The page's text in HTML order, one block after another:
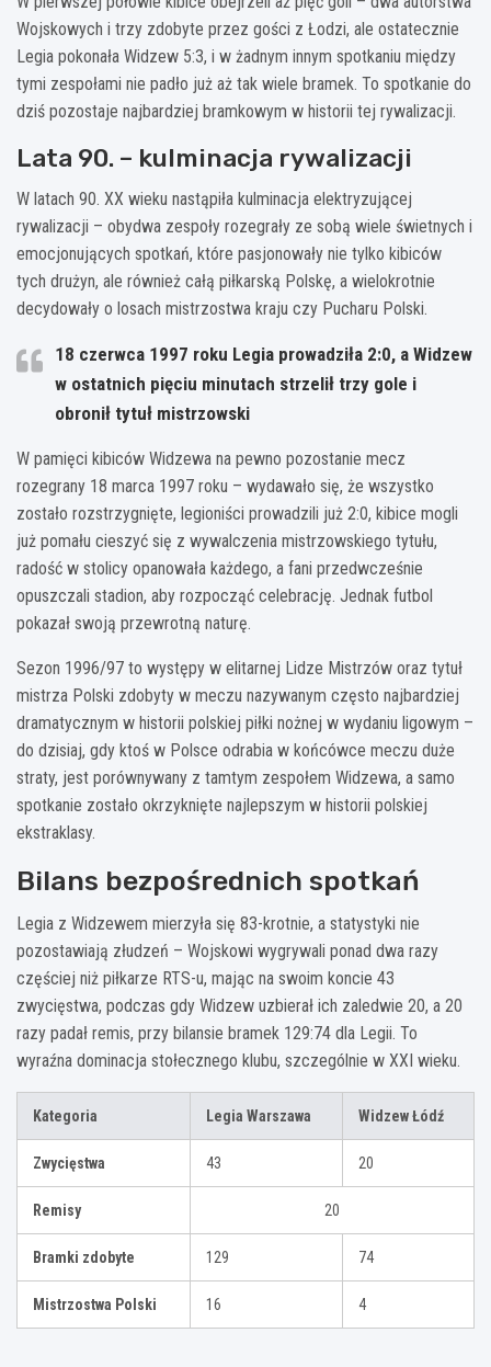
Wojskowych i trzy zdobyte przez gości z Łodzi, ale ostatecznie
Legia pokonała Widzew 5:3, i w żadnym innym spotkaniu między
tymi zespołami nie padło już aż tak wiele bramek. To spotkanie do
dziś pozostaje najbardziej bramkowym w historii tej rywalizacji.
Lata 90. – kulminacja rywalizacji
W latach 90. XX wieku nastąpiła kulminacja elektryzującej
rywalizacji – obydwa zespoły rozegrały ze sobą wiele świetnych i
emocjonujących spotkań, które pasjonowały nie tylko kibiców
tych drużyn, ale również całą piłkarską Polskę, a wielokrotnie
decydowały o losach mistrzostwa kraju czy Pucharu Polski.
18 czerwca 1997 roku Legia prowadziła 2:0, a Widzew
w ostatnich pięciu minutach strzelił trzy gole i
obronił tytuł mistrzowski
W pamięci kibiców Widzewa na pewno pozostanie mecz
rozegrany 18 marca 1997 roku – wydawało się, że wszystko
zostało rozstrzygnięte, legioniści prowadzili już 2:0, kibice mogli
już pomału cieszyć się z wywalczenia mistrzowskiego tytułu,
radość w stolicy opanowała każdego, a fani przedwcześnie
opuszczali stadion, aby rozpocząć celebrację. Jednak futbol
pokazał swoją przewrotną naturę.
Sezon 1996/97 to występy w elitarnej Lidze Mistrzów oraz tytuł
mistrza Polski zdobyty w meczu nazywanym często najbardziej
dramatycznym w historii polskiej piłki nożnej w wydaniu ligowym –
do dzisiaj, gdy ktoś w Polsce odrabia w końcówce meczu duże
straty, jest porównywany z tamtym zespołem Widzewa, a samo
spotkanie zostało okrzyknięte najlepszym w historii polskiej
ekstraklasy.
Bilans bezpośrednich spotkań
Legia z Widzewem mierzyła się 83-krotnie, a statystyki nie
pozostawiają złudzeń – Wojskowi wygrywali ponad dwa razy
częściej niż piłkarze RTS-u, mając na swoim koncie 43
zwycięstwa, podczas gdy Widzew uzbierał ich zaledwie 20, a 20
razy padał remis, przy bilansie bramek 129:74 dla Legii. To
wyraźna dominacja stołecznego klubu, szczególnie w XXI wieku.
Kategoria Legia Warszawa Widzew Łódź
Zwycięstwa 43 20
Remisy 20
Bramki zdobyte 129 74
Mistrzostwa Polski 16 4